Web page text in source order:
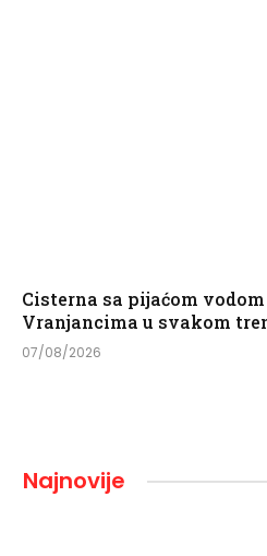
Cisterna sa pijaćom
Vranjancima u svakom
07/08/2026
Najnovije